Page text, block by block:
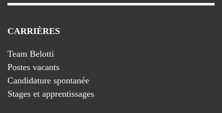
CARRIÈRES
Team Belotti
Postes vacants
Candidature spontanée
Stages et apprentissages